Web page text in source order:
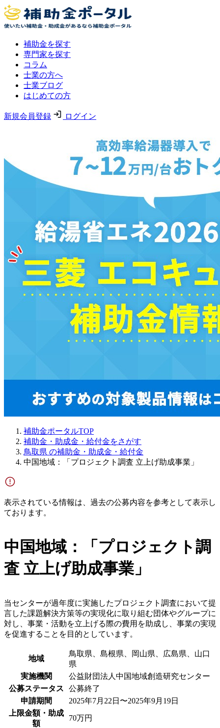
補助金を探す
専門家を探す
コラム
士業の方へ
士業ブログ
はじめての方
新規会員登録 ログイン
補助金ポータルTOP
補助金・助成金・給付金をさがす
鳥取県 の補助金・助成金・給付金
中国地域：「プロジェクト調査 立上げ助成事業」
表示されている情報は、過去の公募内容を参考として表示し
ております。
中国地域：「プロジェクト調
査 立上げ助成事業」
当センターが過年度に実施したプロジェクト調査において提
言した課題解決方策等の実現化に取り組む団体やグループに
対し、事業・活動を立上げる際の費用を助成し、事業の実現
を促進することを目的としています。
地域
鳥取県、島根県、岡山県、広島県、山口
県
実施機関
公益財団法人中国地域創造研究センター
公募ステータス
公募終了
申請期間
2025年7月22日〜2025年9月19日
上限金額・助成
額
70万円